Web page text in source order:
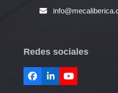
Redes sociales
Facebook
LinkedInYouTube